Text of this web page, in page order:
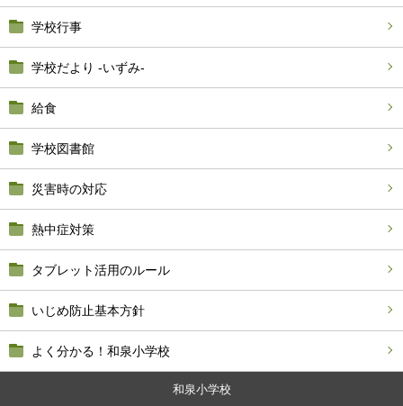
学校行事
学校だより -いずみ-
給食
学校図書館
災害時の対応
熱中症対策
タブレット活用のルール
いじめ防止基本方針
よく分かる！和泉小学校
和泉小学校